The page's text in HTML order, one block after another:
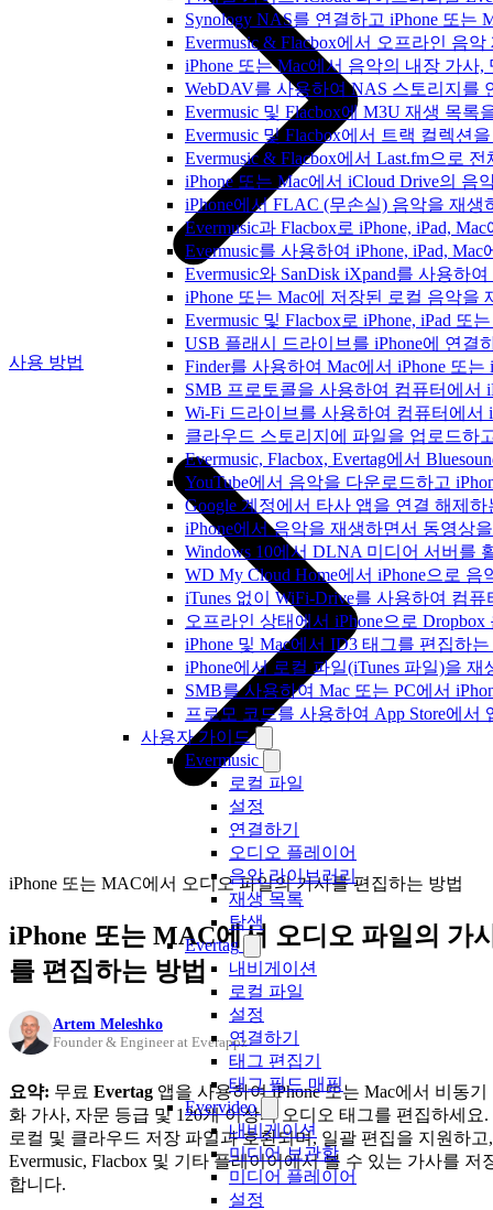
Synology NAS를 연결하고 iPhone 또는
Evermusic & Flacbox에서 오프라인 음
iPhone 또는 Mac에서 음악의 내장 가사
WebDAV를 사용하여 NAS 스토리지를
Evermusic 및 Flacbox에 M3U 재생 목록
Evermusic 및 Flacbox에서 트랙 컬렉션
Evermusic & Flacbox에서 Last.fm으로
iPhone 또는 Mac에서 iCloud Drive의 음
iPhone에서 FLAC (무손실) 음악을 재생
Evermusic과 Flacbox로 iPhone, iPad,
Evermusic를 사용하여 iPhone, iPad,
Evermusic와 SanDisk iXpand를 사용하
iPhone 또는 Mac에 저장된 로컬 음악을
Evermusic 및 Flacbox로 iPhone, iPad
USB 플래시 드라이브를 iPhone에 연
Finder를 사용하여 Mac에서 iPhone 또
SMB 프로토콜을 사용하여 컴퓨터에서
Wi-Fi 드라이브를 사용하여 컴퓨터에서
클라우드 스토리지에 파일을 업로드하
Evermusic, Flacbox, Evertag에서
YouTube에서 음악을 다운로드하고
Google 계정에서 타사 앱을 연결 해제하
iPhone에서 음악을 재생하면서 동영상
Windows 10에서 DLNA 미디어 서버를
WD My Cloud Home에서 iPhone으로
iTunes 없이 WiFi-Drive를 사용하여 컴
오프라인 상태에서 iPhone으로
iPhone 및 Mac에서 ID3 태그를 편집하
iPhone에서 로컬 파일(iTunes 파일)을 재
SMB를 사용하여 Mac 또는 PC에서
프로모 코드를 사용하여 App Store에
사용자 가이드
Evermusic
로컬 파일
설정
연결하기
오디오 플레이어
음악 라이브러리
재생 목록
탐색
Evertag
내비게이션
로컬 파일
설정
연결하기
태그 편집기
태그 필드 매핑
Evervideo
내비게이션
미디어 보관함
미디어 플레이어
설정
사용 방법
iPhone 또는 MAC에서 오디오 파일의 가사를 편집하는 방법
iPhone 또는 MAC에서 오디오 파일의 가
를 편집하는 방법
Artem Meleshko
Founder & Engineer at Everappz
요약: 무료 Evertag 앱을 사용하여 iPhone 또는 Mac에서 비동기
화 가사, 자문 등급 및 120개 이상의 오디오 태그를 편집하세요.
로컬 및 클라우드 저장 파일과 호환되며, 일괄 편집을 지원하고,
Evermusic, Flacbox 및 기타 플레이어에서 볼 수 있는 가사를 저
합니다.